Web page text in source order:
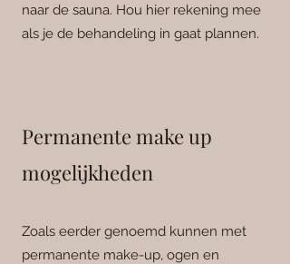
naar de sauna. Hou hier rekening mee
als je de behandeling in gaat plannen.
Permanente make up
mogelijkheden
Zoals eerder genoemd kunnen met
permanente make-up, ogen en